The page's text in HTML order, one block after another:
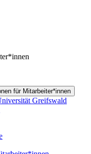
für Mitarbeiter*innen
Greifswald